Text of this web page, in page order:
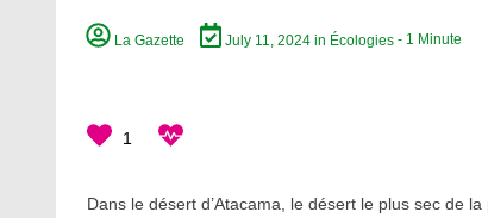
La Gazette July 11, 2024in Écologies - 1 Minute
1
Dans le désert d’Atacama, le désert le plus sec de